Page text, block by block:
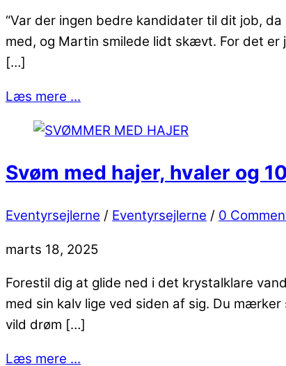
“Var der ingen bedre kandidater til dit job,
med, og Martin smilede lidt skævt. For det er
[…]
Læs mere ...
Svøm med hajer, hvaler og
Eventyrsejlerne / Eventyrsejlerne / 0
marts 18, 2025
Forestil dig at glide ned i det krystalklare
med sin kalv lige ved siden af sig. Du
vild drøm […]
Læs mere ...